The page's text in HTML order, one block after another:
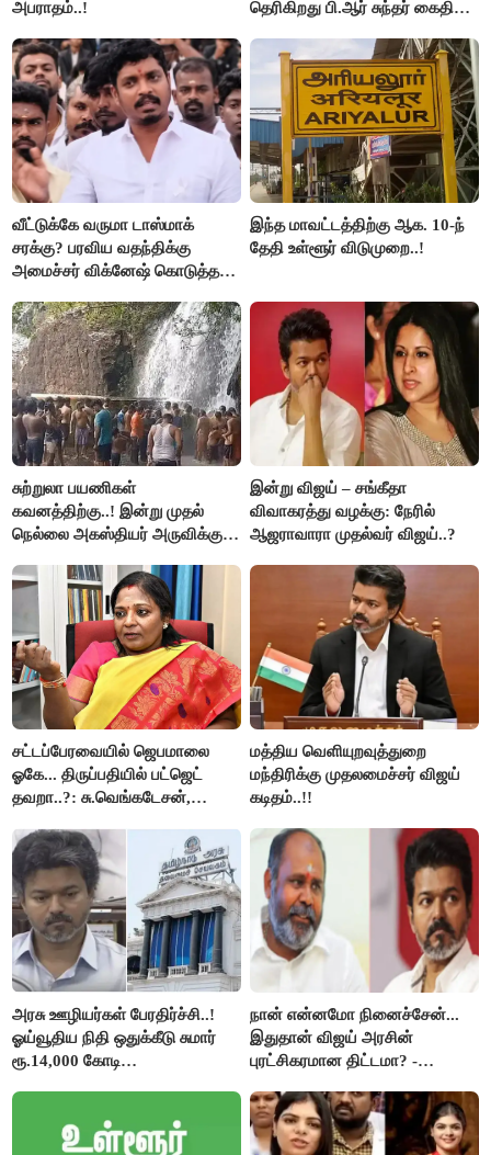
அபராதம்..!
தெரிகிறது பி.ஆர் சுந்தர் கைதிற்கு
வீட்டுக்கே வருமா டாஸ்மாக்
சரக்கு? பரவிய வதந்திக்கு
அமைச்சர் விக்னேஷ் கொடுத்த
இந்த மாவட்டத்திற்கு ஆக. 10-ந்
தேதி உள்ளூர் விடுமுறை..!
சுற்றுலா பயணிகள்
கவனத்திற்கு..! இன்று முதல்
நெல்லை அகஸ்தியர் அருவிக்கு
இன்று விஜய் – சங்கீதா
விவாகரத்து வழக்கு: நேரில்
ஆஜராவாரா முதல்வர் விஜய்..?
சட்டப்பேரவையில் ஜெபமாலை
ஓகே... திருப்பதியில் பட்ஜெட்
தவறா..?: சு.வெங்கடேசன்,
கேள்வி..!
மத்திய வெளியுறவுத்துறை
மந்திரிக்கு முதலமைச்சர் விஜய்
கடிதம்..!!
அரசு ஊழியர்கள் பேரதிர்ச்சி..!
ஓய்வூதிய நிதி ஒதுக்கீடு சுமார்
ரூ.14,000 கோடி
நான் என்னமோ நினைச்சேன்...
இதுதான் விஜய் அரசின்
புரட்சிகரமான திட்டமா? -